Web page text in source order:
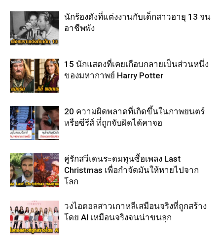
นักร้องดังที่แต่งงานกับเด็กสาวอายุ 13 จน
อาชีพพัง
15 นักแสดงที่เคยเกือบกลายเป็นส่วนหนึ่ง
ของมหากาพย์ Harry Potter
20 ความผิดพลาดที่เกิดขึ้นในภาพยนตร์
หรือซีรีส์ ที่ถูกจับผิดได้คาจอ
คู่รักสวีเดนระดมทุนซื้อเพลง Last
Christmas เพื่อกำจัดมันให้หายไปจาก
โลก
วงไอดอลสาวเกาหลีเสมือนจริงที่ถูกสร้าง
โดย AI เหมือนจริงจนน่าขนลุก